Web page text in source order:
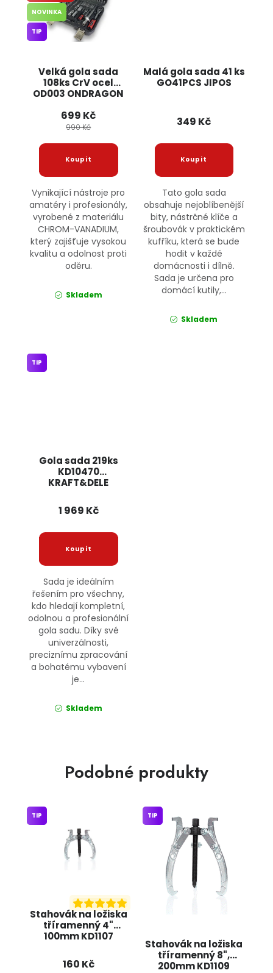
Velká gola sada
108ks CrV ocel
OD003 ONDRAGON
NOVINKA
TIP
699 Kč
990 Kč
Vynikající nástroje pro
amatéry i profesionály,
vyrobené z materiálu
CHROM-VANADIUM,
který zajišťuje vysokou
kvalitu a odolnost proti
oděru.
Skladem
Malá gola sada 41 ks
GO41PCS JIPOS
349 Kč
Tato gola sada
obsahuje nejoblíbenější
bity, nástrčné klíče a
šroubovák v praktickém
kufříku, která se bude
hodit v každé
domácnosti i dílně.
Sada je určena pro
domácí kutily,...
Skladem
Gola sada 219ks
KD10470
KRAFT&DELE
TIP
1 969 Kč
Sada je ideálním
řešením pro všechny,
kdo hledají kompletní,
odolnou a profesionální
gola sadu. Díky své
univerzálnosti,
preciznímu zpracování
a bohatému vybavení
je...
Skladem
Podobné produkty
Stahovák na ložiska
tříramenný 4"
100mm KD1107
TIP
160 Kč
Stahovák na ložiska
tříramenný 8",
200mm KD1109
TIP